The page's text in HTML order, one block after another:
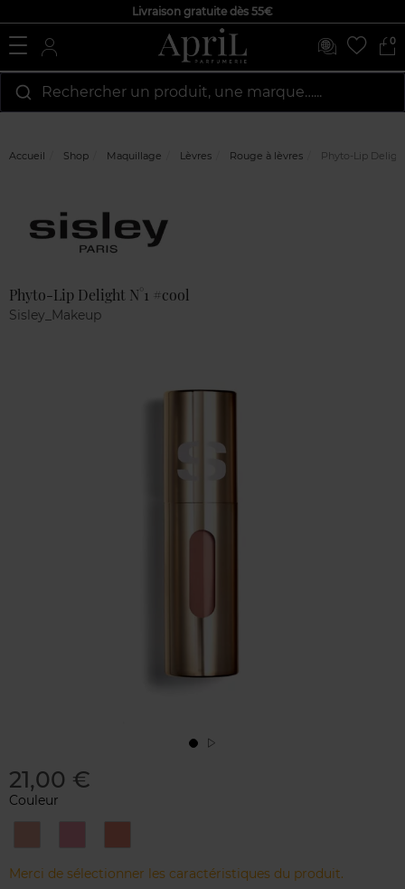
Livraison gratuite dès 55€
0
Rechercher un produit, une marque…...
Accueil Shop Maquillage Lèvres Rouge à lèvres Phyto-Lip
Phyto-Lip Delight N°1 #cool
Sisley_Makeup
21,00 €
Couleur
#COOL#PRETTY#SWEET
Merci de sélectionner les caractéristiques du produit.